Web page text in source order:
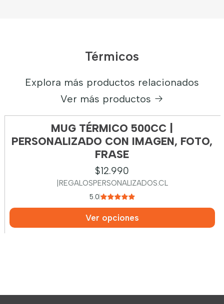
Térmicos
Explora más productos relacionados
Ver más productos
MUG TÉRMICO 500CC |
PERSONALIZADO CON IMAGEN, FOTO,
FRASE
$12.990
REGALOSPERSONALIZADOS.CL
5.0
Ver opciones